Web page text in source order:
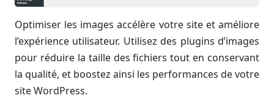
Optimiser les images accélère votre site et améliore
l’expérience utilisateur. Utilisez des plugins d’images
pour réduire la taille des fichiers tout en conservant
la qualité, et boostez ainsi les performances de votre
site WordPress.